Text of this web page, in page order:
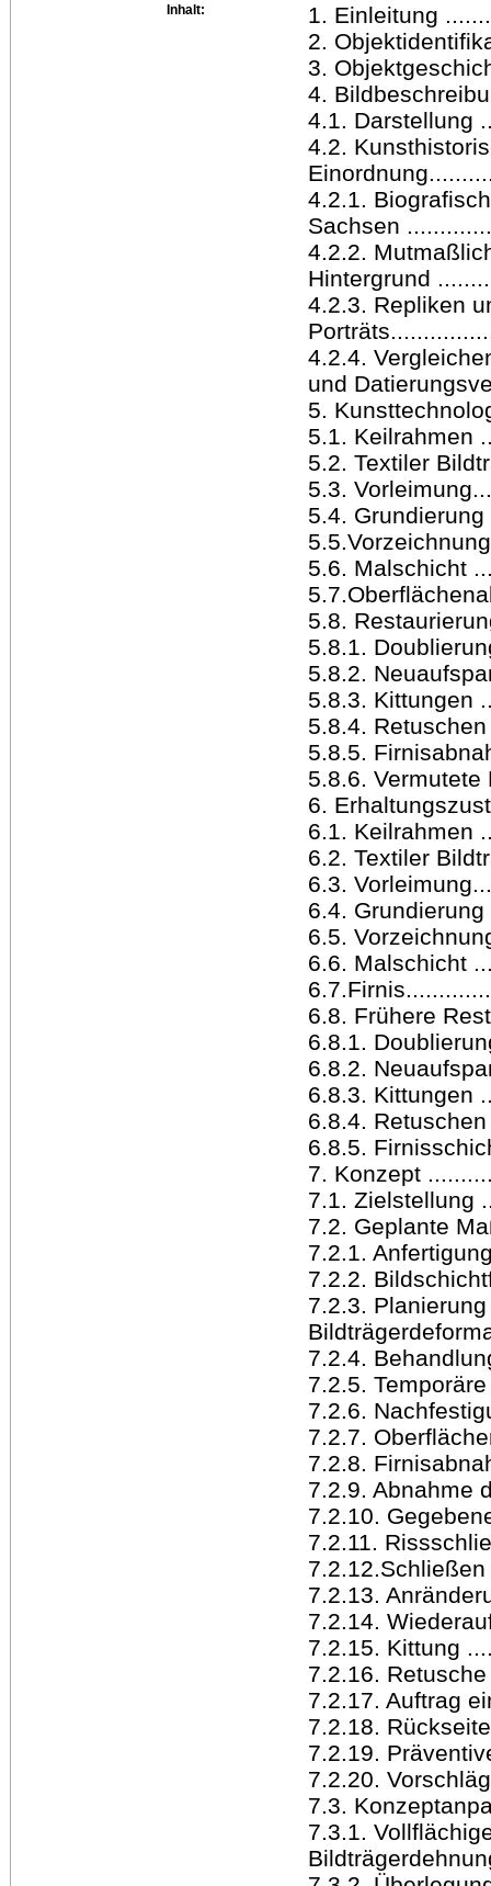
Inhalt:
1. Einleitung
2.
3.
4.
4.1. Darstellung
4.2.
4.2.1.
Sachsen
4.2.2.
Hintergrund
4.2.3. Repliken
4.2.4.
und
5.
5.1. Keilrahmen
5.2. Textiler
5.3.
5.4.
5.6. Malschicht
5.8.
5.8.1.
5.8.2.
5.8.3. Kittungen
5.8.4.
5.8.5.
5.8.6.
6.
6.1. Keilrahmen
6.2. Textiler
6.3.
6.4.
6.5.
6.6. Malschicht
6.8. Frühere
6.8.1.
6.8.2.
6.8.3. Kittungen
6.8.4.
6.8.5.
7. Konzept
7.1. Zielstellung
7.2. Geplante
7.2.1.
7.2.2.
7.2.3.
7.2.4.
7.2.5.
7.2.6.
7.2.7.
7.2.8.
7.2.9. Abnahme
7.2.10.
7.2.11.
7.2.13.
7.2.14.
7.2.15. Kittung
7.2.16.
7.2.17. Auftrag
7.2.18.
7.2.19.
7.2.20.
7.3.
7.3.1.